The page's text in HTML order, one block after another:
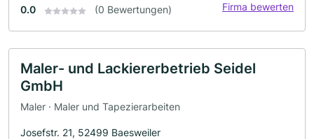
0.0 (0 Bewertungen) Firma bewerten
Maler- und Lackiererbetrieb Seidel
GmbH
Maler · Maler und Tapezierarbeiten
Josefstr. 21, 52499 Baesweiler